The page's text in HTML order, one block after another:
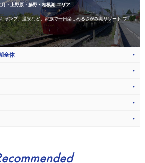
月・上野原・藤野・相模湖 エリア
ャンプ、温泉など、家族で一日楽しめるさがみ湖リゾート プ
全体